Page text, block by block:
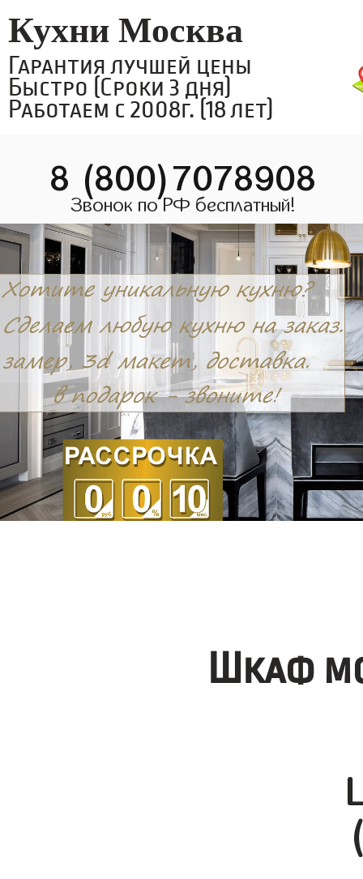
Кухни Москва
Гарантия лучшей цены
Быстро (Сроки 3 дня)
Работаем с 2008г. (18 лет)
8 (800)7078908
Звонок по РФ бесплатный!
Шкаф